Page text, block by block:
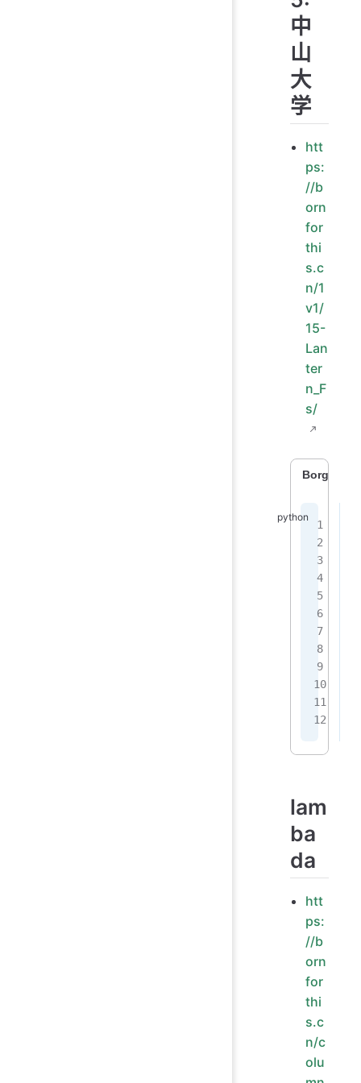
中
山
大
学
htt
ps:
//b
orn
for
thi
s.c
n/1
v1/
15-
Lan
ter
n_F
s/
Borghi
lam
ba
da
htt
ps:
//b
orn
for
thi
s.c
n/c
olu